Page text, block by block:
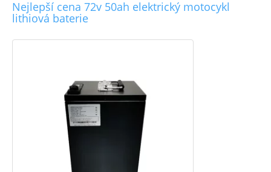
Nejlepší cena 72v 50ah elektrický motocykl
lithiová baterie